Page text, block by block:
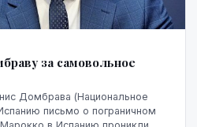
за самовольное
Домбрава (Национальное
письмо о пограничном